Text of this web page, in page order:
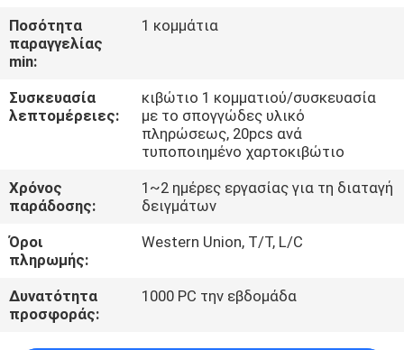
ΜΑΣ
ΕΛΆΤΕ
ΕΠΑΦΉ
ΕΙΔΉΣΕΙΣ
ΖΗΤΉΣΤΕ
ΈΝΑ
ΑΠΌΣΠΑΣΜΑ
Ποσότητα
παραγγελίας
min:
1 κομμάτια
Συσκευασία
λεπτομέρειες:
κιβώτιο 1 κομματιού/συσκευασία
με το σπογγώδες υλικό
πληρώσεως, 20pcs ανά
τυποποιημένο χαρτοκιβώτιο
Χρόνος
παράδοσης:
1~2 ημέρες εργασίας για τη διαταγή
δειγμάτων
Όροι
πληρωμής:
Western Union, T/T, L/C
Δυνατότητα
προσφοράς:
1000 PC την εβδομάδα